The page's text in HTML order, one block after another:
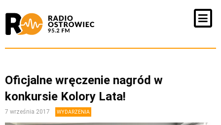
Oficjalne wręczenie nagród w
konkursie Kolory Lata!
7 września 2017 WYDARZENIA